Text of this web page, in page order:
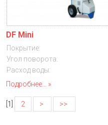
DF Mini
Покрытие:
Угол поворота:
Расход воды:
Подробнее...
1 2 > >>